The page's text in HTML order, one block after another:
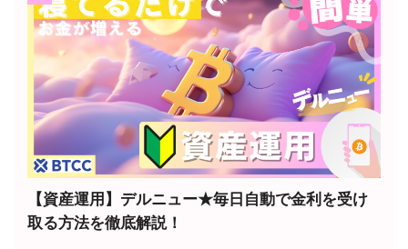
【資産運用】デルニュー★毎日自動で金利を受け
取る方法を徹底解説！